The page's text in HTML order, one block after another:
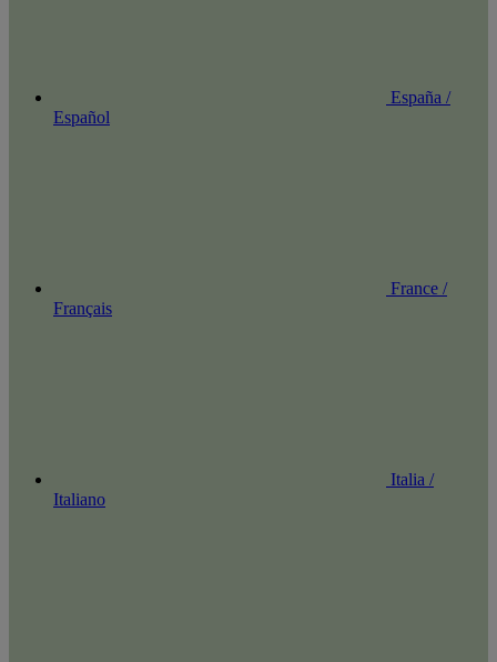
España /
Español
France /
Français
Italia /
Italiano